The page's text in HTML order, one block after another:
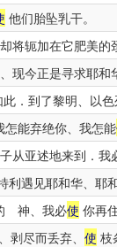
他们胎坠乳干。
将轭加在它肥美的
现今正是寻求耶和
．到了黎明、以色
怎能弃绝你、我怎能
从亚述地来到．我
利遇见耶和华、
神、我必使 你再
尽而丢弃、 使 枝